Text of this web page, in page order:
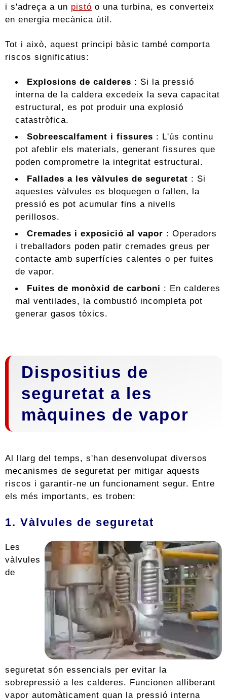
i s'adreça a un pistó o una turbina, es converteix
en energia mecànica útil.
Tot i això, aquest principi bàsic també comporta
riscos significatius:
Explosions de calderes : Si la pressió
interna de la caldera excedeix la seva capacitat
estructural, es pot produir una explosió
catastròfica.
Sobreescalfament i fissures : L'ús continu
pot afeblir els materials, generant fissures que
poden comprometre la integritat estructural.
Fallades a les vàlvules de seguretat : Si
aquestes vàlvules es bloquegen o fallen, la
pressió es pot acumular fins a nivells
perillosos.
Cremades i exposició al vapor : Operadors
i treballadors poden patir cremades greus per
contacte amb superfícies calentes o per fuites
de vapor.
Fuites de monòxid de carboni : En calderes
mal ventilades, la combustió incompleta pot
generar gasos tòxics.
Dispositius de
seguretat a les
màquines de vapor
Al llarg del temps, s'han desenvolupat diversos
mecanismes de seguretat per mitigar aquests
riscos i garantir-ne un funcionament segur. Entre
els més importants, es troben:
1. Vàlvules de seguretat
Les
vàlvules
de
seguretat són essencials per evitar la
sobrepressió a les calderes. Funcionen alliberant
vapor automàticament quan la pressió interna